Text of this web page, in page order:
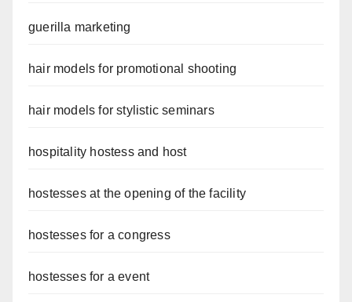
guerilla marketing
hair models for promotional shooting
hair models for stylistic seminars
hospitality hostess and host
hostesses at the opening of the facility
hostesses for a congress
hostesses for a event